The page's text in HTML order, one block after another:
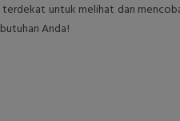
untuk melihat dan
Anda!